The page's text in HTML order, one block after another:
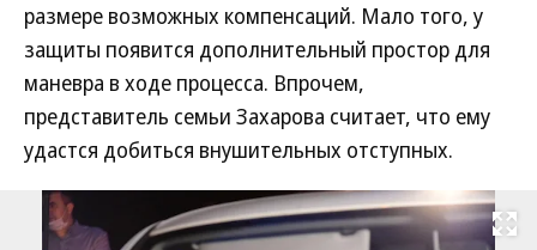
размере возможных компенсаций. Мало того, у
защиты появится дополнительный простор для
маневра в ходе процесса. Впрочем,
представитель семьи Захарова считает, что ему
удастся добиться внушительных отступных.
Развернуть